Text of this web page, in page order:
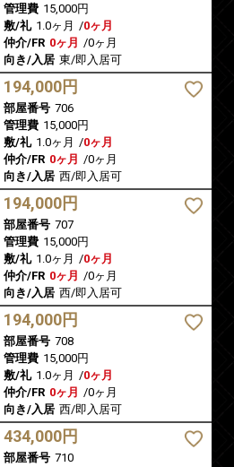
管理費 15,000円
敷/礼 1.0ヶ月 /0ヶ月
仲介/FR 0ヶ月 /0ヶ月
向き/入居 東/即入居可
194,000円
部屋番号 706
管理費 15,000円
敷/礼 1.0ヶ月 /0ヶ月
仲介/FR 0ヶ月 /0ヶ月
向き/入居 西/即入居可
194,000円
部屋番号 707
管理費 15,000円
敷/礼 1.0ヶ月 /0ヶ月
仲介/FR 0ヶ月 /0ヶ月
向き/入居 西/即入居可
194,000円
部屋番号 708
管理費 15,000円
敷/礼 1.0ヶ月 /0ヶ月
仲介/FR 0ヶ月 /0ヶ月
向き/入居 西/即入居可
434,000円
部屋番号 710